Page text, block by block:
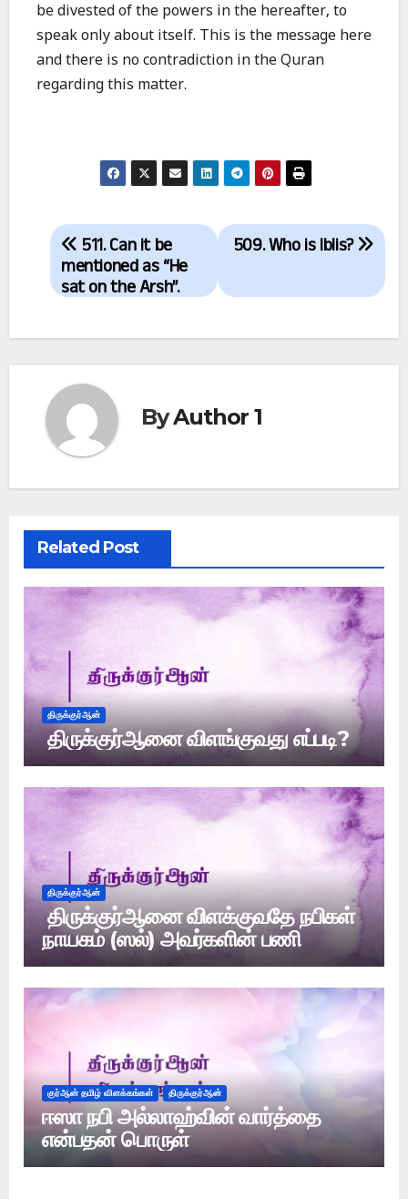
be divested of the powers in the hereafter, to
speak only about itself. This is the message here
and there is no contradiction in the Quran
regarding this matter.
Post
navigation
509. Who is Iblis?
511. Can it be
mentioned as “He
sat on the Arsh”.
ByAuthor 1
Related Post
திருக்குர்ஆன்
திருக்குர்ஆனை விளங்குவது எப்படி?
திருக்குர்ஆன்
திருக்குர்ஆனை விளக்குவதே நபிகள்
நாயகம் (ஸல்) அவர்களின் பணி
குர்ஆன் தமிழ் விளக்கங்கள் திருக்குர்ஆன்
ஈஸா நபி அல்லாஹ்வின் வார்த்தை
என்பதன் பொருள்